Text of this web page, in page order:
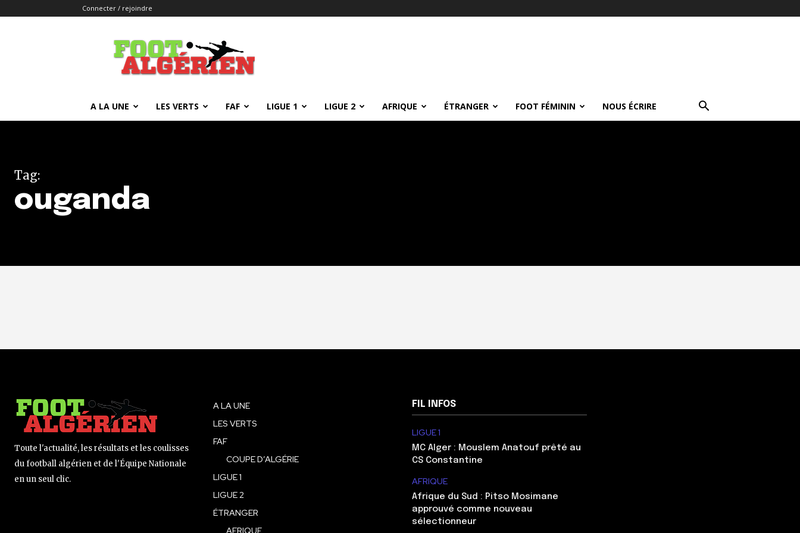
Connecter / rejoindre
FOOTALGERIEN
A LA UNE LES VERTS FAF LIGUE 1 LIGUE 2 AFRIQUE ÉTRANGER FOOT FÉMININ NOUS ÉCRIRE
Tag:
ouganda
Toute l'actualité, les résultats et les coulisses
du football algérien et de l'Équipe Nationale
en un seul clic.
A LA UNE
LES VERTS
FAF
COUPE D’ALGÉRIE
LIGUE 1
LIGUE 2
ÉTRANGER
AFRIQUE
FIL INFOS
LIGUE 1
MC Alger : Mouslem Anatouf prêté au
CS Constantine
AFRIQUE
Afrique du Sud : Pitso Mosimane
approuvé comme nouveau
sélectionneur